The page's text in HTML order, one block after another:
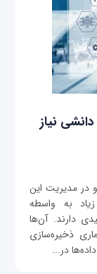
نیاز
در مدیریت این
به واسطه
دارند. آن‌ها
ذخیره‌سازی
در...